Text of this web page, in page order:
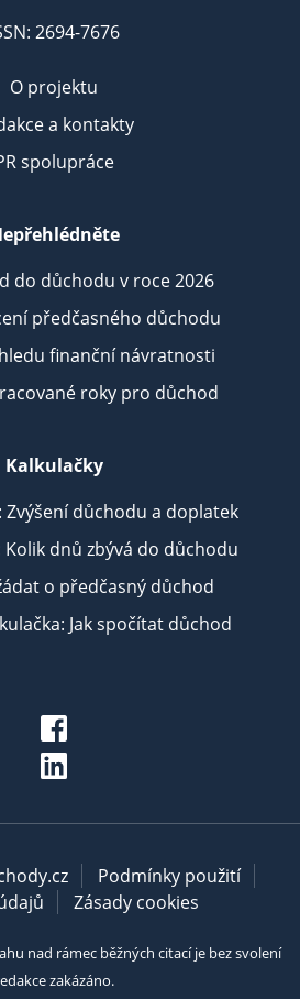
2694-7676
O projektu
a kontakty
spolupráce
do důchodu v roce 2026
předčasného důchodu
finanční návratnosti
roky pro důchod
Kalkulačky
Zvýšení důchodu a doplatek
Kolik dnů zbývá do důchodu
o předčasný důchod
Jak spočítat důchod
Podmínky použití
Zásady cookies
nad rámec běžných citací je bez svolení
zakázáno.